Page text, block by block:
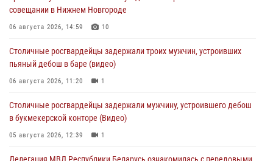
совещании в Нижнем Новгороде
06 августа 2026, 14:59 10
Столичные росгвардейцы задержали троих мужчин, устроивших
пьяный дебош в баре (видео)
06 августа 2026, 11:20 1
Столичные росгвардейцы задержали мужчину, устроившего дебош
в букмекерской конторе (Видео)
05 августа 2026, 12:39 1
Делегация МВД Республики Беларусь ознакомилась с передовыми